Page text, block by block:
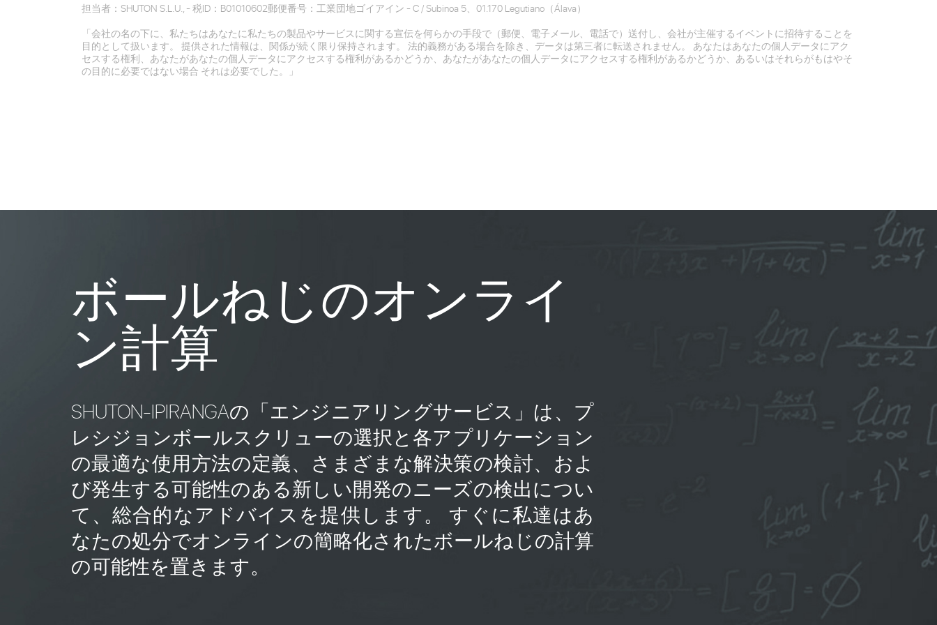
担当者：SHUTON S.L.U., - 税ID：B01010602郵便番号：工業団地ゴイアイン - C / Subinoa 5、01.170 Legutiano（Álava）
「会社の名の下に、私たちはあなたに私たちの製品やサービスに関する宣伝を何らかの手段で（郵便、電子メール、電話で）送付し、会社が主催するイベントに招待することを
目的として扱います。 提供された情報は、関係が続く限り保持されます。 法的義務がある場合を除き、データは第三者に転送されません。 あなたはあなたの個人データにアク
セスする権利、あなたがあなたの個人データにアクセスする権利があるかどうか、あなたがあなたの個人データにアクセスする権利があるかどうか、あるいはそれらがもはやそ
の目的に必要ではない場合 それは必要でした。」
ボールねじのオンライ
ン計算
SHUTON-IPIRANGAの「エンジニアリングサービス」は、プ
レシジョンボールスクリューの選択と各アプリケーション
の最適な使用方法の定義、さまざまな解決策の検討、およ
び発生する可能性のある新しい開発のニーズの検出につい
て、総合的なアドバイスを提供します。 すぐに私達はあ
なたの処分でオンラインの簡略化されたボールねじの計算
の可能性を置きます。